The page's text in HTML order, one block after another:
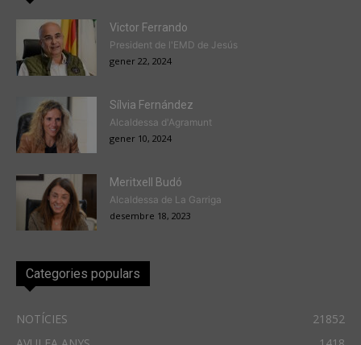
Victor Ferrando
President de l'EMD de Jesús
gener 22, 2024
Sílvia Fernández
Alcaldessa d'Agramunt
gener 10, 2024
Meritxell Budó
Alcaldessa de La Garriga
desembre 18, 2023
Categories populars
NOTÍCIES
21852